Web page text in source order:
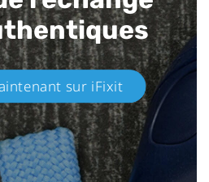
sur iFixit​